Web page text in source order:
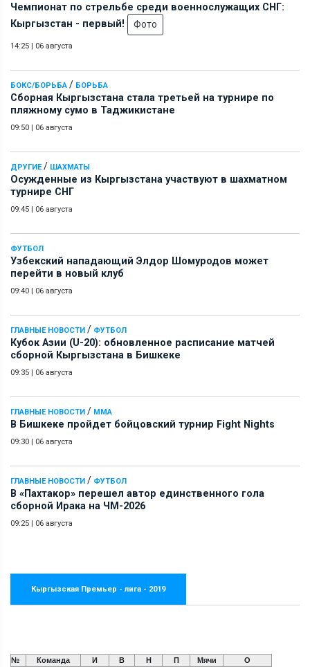
Чемпионат по стрельбе среди военнослужащих СНГ:
Кыргызстан - первый!
Фото
14:25 | 06 августа
БОКС/БОРЬБА / БОРЬБА
Сборная Кыргызстана стала третьей на турнире по
пляжному сумо в Таджикистане
09:50 | 06 августа
ДРУГИЕ/ ШАХМАТЫ
Осужденные из Кыргызстана участвуют в шахматном
турнире СНГ
09:45 | 06 августа
ФУТБОЛ
Узбекский нападающий Элдор Шомуродов может
перейти в новый клуб
09:40 | 06 августа
ГЛАВНЫЕ НОВОСТИ / ФУТБОЛ
Кубок Азии (U-20): обновленное расписание матчей
сборной Кыргызстана в Бишкеке
09:35 | 06 августа
ГЛАВНЫЕ НОВОСТИ / ММА
В Бишкеке пройдет бойцовский турнир Fight Nights
09:30 | 06 августа
ГЛАВНЫЕ НОВОСТИ / ФУТБОЛ
В «Пахтакор» перешел автор единственного гола
сборной Ирака на ЧМ-2026
09:25 | 06 августа
Кыргызская Премьер - лига - 2019
№ Команда И В Н П Мячи О